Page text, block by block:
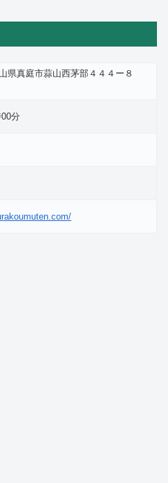
県真庭市蒜山西茅部４４４ー８
分